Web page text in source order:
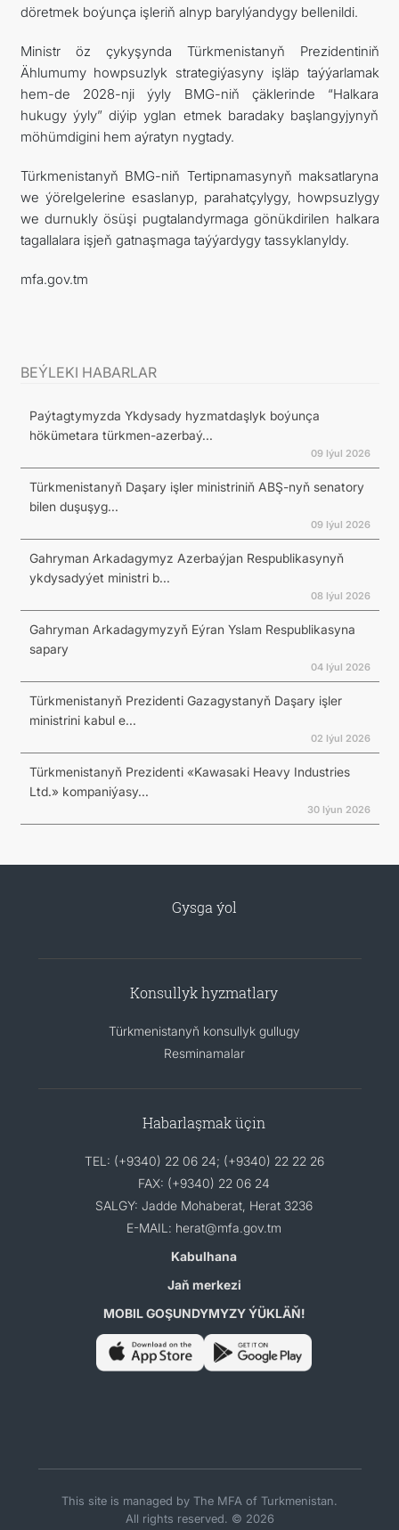
döretmek boýunça işleriň alnyp barylýandygy bellenildi.
Ministr öz çykyşynda Türkmenistanyň Prezidentiniň
Ählumumy howpsuzlyk strategiýasyny işläp taýýarlamak
hem-de 2028-nji ýyly BMG-niň çäklerinde “Halkara
hukugy ýyly” diýip yglan etmek baradaky başlangyjynyň
möhümdigini hem aýratyn nygtady.
Türkmenistanyň BMG-niň Tertipnamasynyň maksatlaryna
we ýörelgelerine esaslanyp, parahatçylygy, howpsuzlygy
we durnukly ösüşi pugtalandyrmaga gönükdirilen halkara
tagallalara işjeň gatnaşmaga taýýardygy tassyklanyldy.
mfa.gov.tm
BEÝLEKI HABARLAR
Paýtagtymyzda Ykdysady hyzmatdaşlyk boýunça
hökümetara türkmen-azerbaý...
09 Iýul 2026
Türkmenistanyň Daşary işler ministriniň ABŞ-nyň senatory
bilen duşuşyg...
09 Iýul 2026
Gahryman Arkadagymyz Azerbaýjan Respublikasynyň
ykdysadyýet ministri b...
08 Iýul 2026
Gahryman Arkadagymyzyň Eýran Yslam Respublikasyna
sapary
04 Iýul 2026
Türkmenistanyň Prezidenti Gazagystanyň Daşary işler
ministrini kabul e...
02 Iýul 2026
Türkmenistanyň Prezidenti «Kawasaki Heavy Industries
Ltd.» kompaniýasy...
30 Iýun 2026
Gysga ýol
Konsullyk hyzmatlary
Türkmenistanyň konsullyk gullugy
Resminamalar
Habarlaşmak üçin
TEL: (+9340) 22 06 24; (+9340) 22 22 26
FAX: (+9340) 22 06 24
SALGY: Jadde Mohaberat, Herat 3236
E-MAIL: herat@mfa.gov.tm
Kabulhana
Jaň merkezi
MOBIL GOŞUNDYMYZY ÝÜKLÄŇ!
This site is managed by The MFA of Turkmenistan.
All rights reserved. © 2026